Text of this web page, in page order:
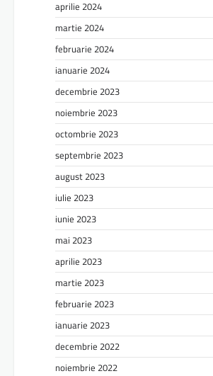
aprilie 2024
martie 2024
februarie 2024
ianuarie 2024
decembrie 2023
noiembrie 2023
octombrie 2023
septembrie 2023
august 2023
iulie 2023
iunie 2023
mai 2023
aprilie 2023
martie 2023
februarie 2023
ianuarie 2023
decembrie 2022
noiembrie 2022